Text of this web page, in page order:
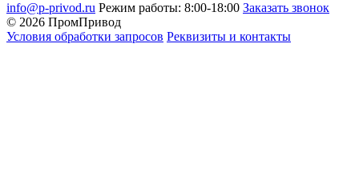
info@p-privod.ru Режим работы: 8:00-18:00 Заказать звонок
© 2026 ПромПривод
Условия обработки запросов Реквизиты и контакты